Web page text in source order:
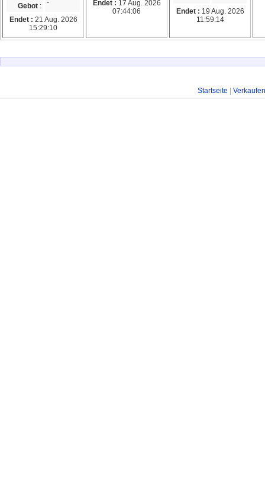
Gebot : -
Endet : 21 Aug. 2026
15:29:10
Endet : 17 Aug. 2026
07:44:06
Endet : 19 Aug. 2026
11:59:14
Startseite Verkaufen